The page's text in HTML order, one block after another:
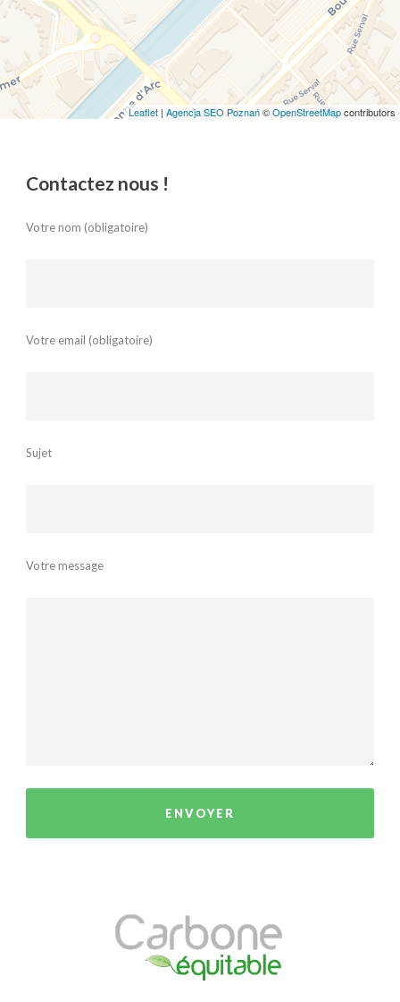
Leaflet | Agencja SEO Poznań©OpenStreetMapcontributors
Contactez nous !
Votre nom (obligatoire)
Votre email (obligatoire)
Sujet
Votre message